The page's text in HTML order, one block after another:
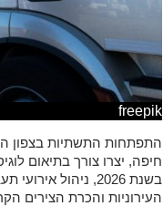
freepik
התפתחות התשתיות בצפון
חיפה, יצרו צורך בתיאום
בשנת 2026, ניהול
העירוניות והכרת הצירים